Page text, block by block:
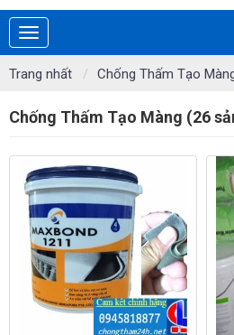
Trang nhất Chống Thấm Tạo
Chống Thấm Tạo Màng (26